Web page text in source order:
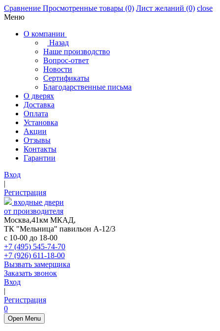
Сравнение Просмотренные товары (0) Лист желаний (0) close
Меню
О компании
Назад
Наше производство
Вопрос-ответ
Новости
Сертификаты
Благодарственные письма
О дверях
Доставка
Оплата
Установка
Акции
Отзывы
Контакты
Гарантии
Вход
|
Регистрация
входные двери
от производителя
Москва,41км МКАД,
ТК "Мельница" павильон А-12/3
с 10-00 до 18-00
+7 (495) 545-74-70
+7 (926) 611-18-00
Вызвать замерщика
Заказать звонок
Вход
|
Регистрация
0
Open Menu